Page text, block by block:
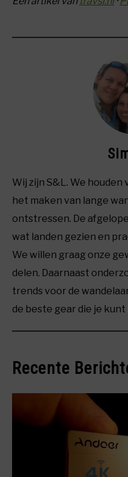
Wij zijn S&L. We
het maken van lange
ontstressen. De
wat landen gezien en
We willen graag onze
delen. Daarnaast
trends voor de
de beste gear die je
Recente